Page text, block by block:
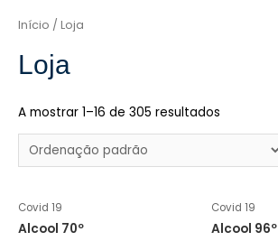
Início / Loja
Loja
A mostrar 1–16 de 305 resultados
Covid 19
Alcool 70º
Covid 19
Alcool 96º